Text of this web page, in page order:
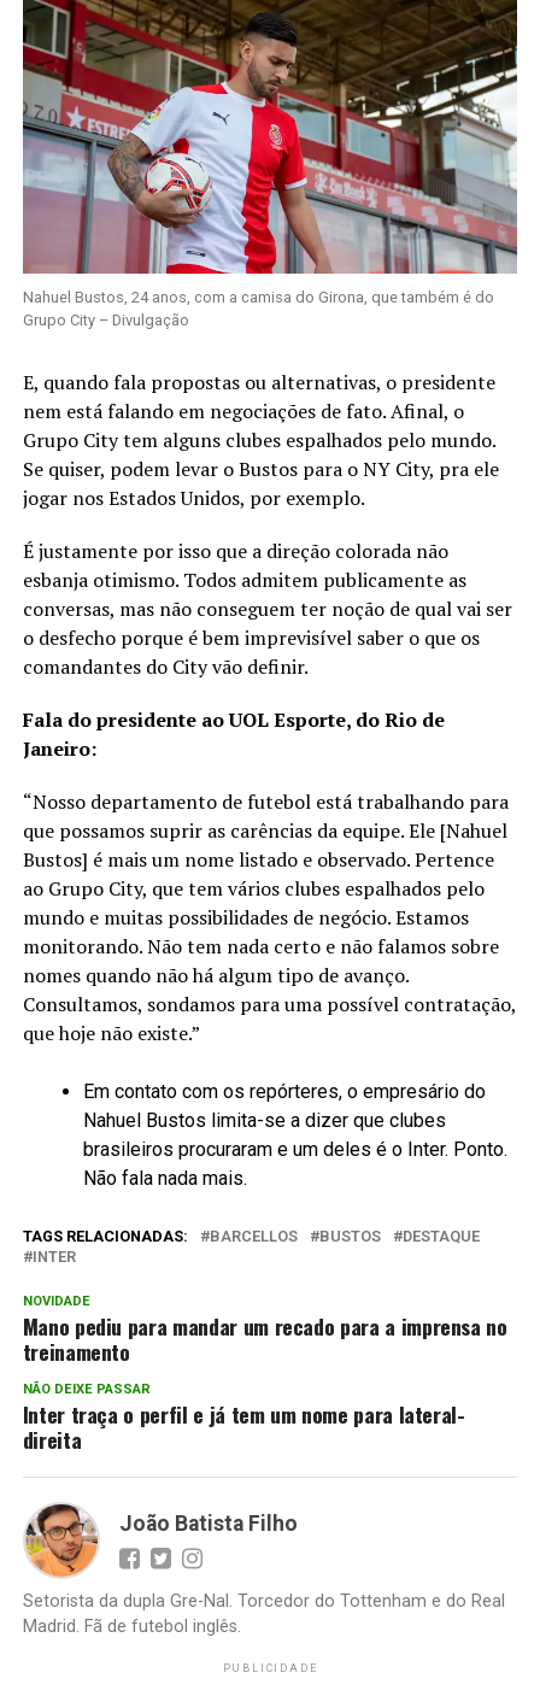
Nahuel Bustos, 24 anos, com a camisa do Girona, que também é do
Grupo City – Divulgação
E, quando fala propostas ou alternativas, o presidente
nem está falando em negociações de fato. Afinal, o
Grupo City tem alguns clubes espalhados pelo mundo.
Se quiser, podem levar o Bustos para o NY City, pra ele
jogar nos Estados Unidos, por exemplo.
É justamente por isso que a direção colorada não
esbanja otimismo. Todos admitem publicamente as
conversas, mas não conseguem ter noção de qual vai ser
o desfecho porque é bem imprevisível saber o que os
comandantes do City vão definir.
Fala do presidente ao UOL Esporte, do Rio de
Janeiro:
“Nosso departamento de futebol está trabalhando para
que possamos suprir as carências da equipe. Ele [Nahuel
Bustos] é mais um nome listado e observado. Pertence
ao Grupo City, que tem vários clubes espalhados pelo
mundo e muitas possibilidades de negócio. Estamos
monitorando. Não tem nada certo e não falamos sobre
nomes quando não há algum tipo de avanço.
Consultamos, sondamos para uma possível contratação,
que hoje não existe.”
Em contato com os repórteres, o empresário do
Nahuel Bustos limita-se a dizer que clubes
brasileiros procuraram e um deles é o Inter. Ponto.
Não fala nada mais.
TAGS RELACIONADAS: BARCELLOS BUSTOS
DESTAQUE
INTER
NOVIDADE
Mano pediu para mandar um recado para a imprensa no
treinamento
NÃO DEIXE PASSAR
Inter traça o perfil e já tem um nome para lateral-
direita
João Batista Filho
Setorista da dupla Gre-Nal. Torcedor do Tottenham e do Real
Madrid. Fã de futebol inglês.
PUBLICIDADE